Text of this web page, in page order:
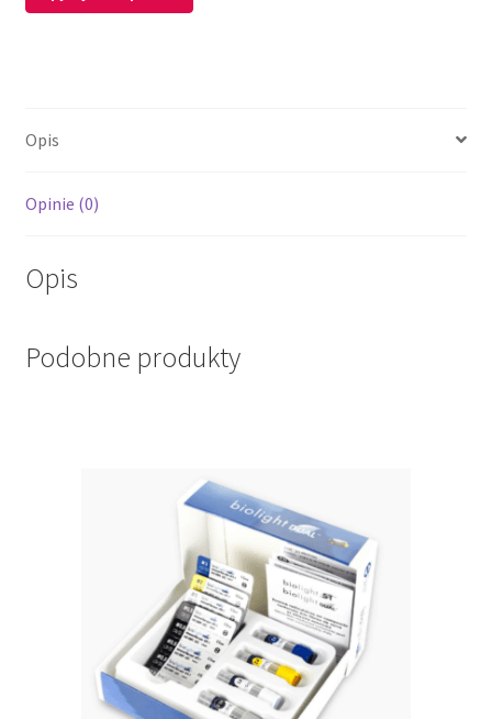
Opis
Opinie (0)
Opis
Podobne produkty